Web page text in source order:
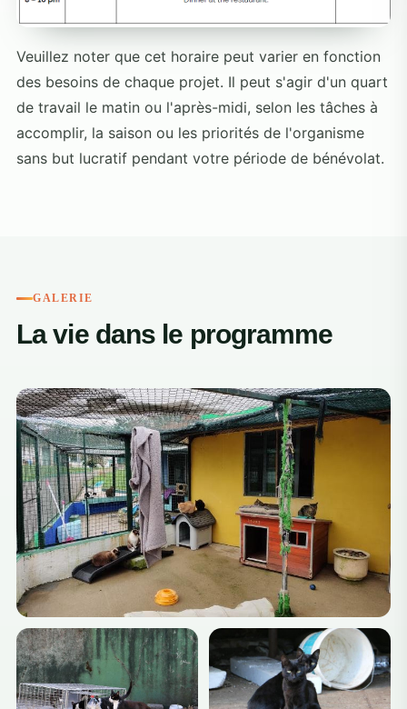
Veuillez noter que cet horaire peut varier en fonction
des besoins de chaque projet. Il peut s'agir d'un quart
de travail le matin ou l'après-midi, selon les tâches à
accomplir, la saison ou les priorités de l'organisme
sans but lucratif pendant votre période de bénévolat.
GALERIE
La vie dans le programme